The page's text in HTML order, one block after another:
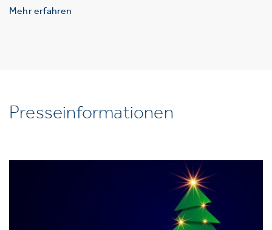
Mehr erfahren
Presseinformationen